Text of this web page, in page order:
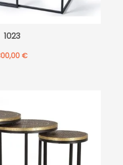
1023
€